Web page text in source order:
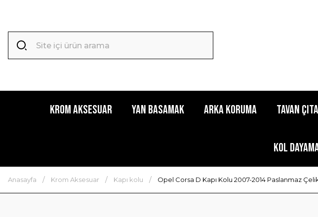
Krom Aksesuar Yan Basamak Arka Koruma Tavan
Kol
Anasayfa Krom Aksesuar Kapı kolu Opel Corsa D Kapı Kolu 2007-2014 Paslanmaz